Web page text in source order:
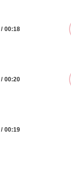
00:18
00:20
00:19